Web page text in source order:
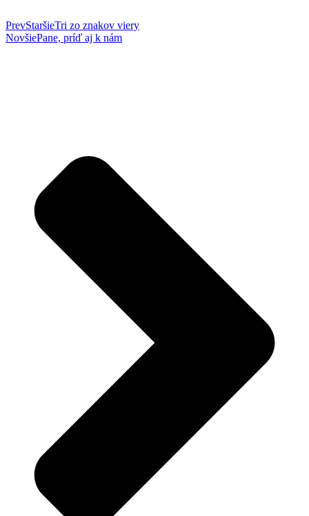
PrevStaršieTri zo znakov viery
NovšiePane, príď aj k nám